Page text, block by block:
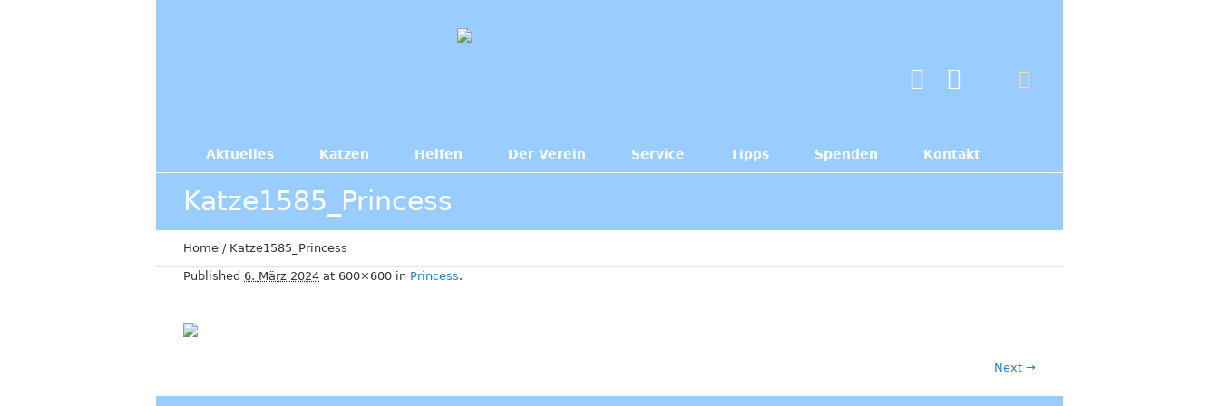
Aktuelles Katzen Helfen Der Verein Service Tipps Spenden Kontakt
Katze1585_Princess
Home / Katze1585_Princess
Published 6. März 2024 at 600×600 in Princess.
Next →